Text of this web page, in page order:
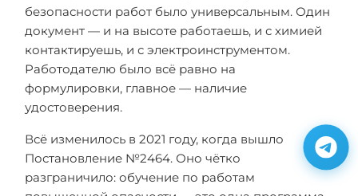
безопасности работ было универсальным. Один
документ — и на высоте работаешь, и с химией
контактируешь, и с электроинструментом.
Работодателю было всё равно на
формулировки, главное — наличие
удостоверения.
Всё изменилось в 2021 году, когда вышло
Постановление №2464. Оно чётко
разграничило: обучение по работам